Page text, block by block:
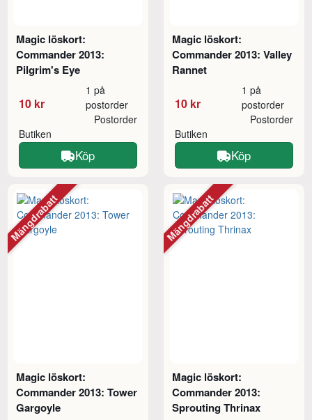
Magic löskort:
Commander 2013:
Pilgrim's Eye
10 kr
1 på
postorder
Butiken
Postorder
Köp
Magic löskort:
Commander 2013: Valley
Rannet
10 kr
1 på
postorder
Butiken
Postorder
Köp
Magic löskort:
Commander 2013: Tower
Gargoyle
Mängdrabatt
Magic löskort:
Commander 2013:
Sprouting Thrinax
Mängdrabatt